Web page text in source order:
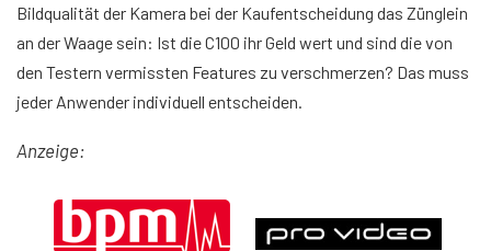
Bildqualität der Kamera bei der Kaufentscheidung das Zünglein
an der Waage sein: Ist die C100 ihr Geld wert und sind die von
den Testern vermissten Features zu verschmerzen? Das muss
jeder Anwender individuell entscheiden.
Anzeige: